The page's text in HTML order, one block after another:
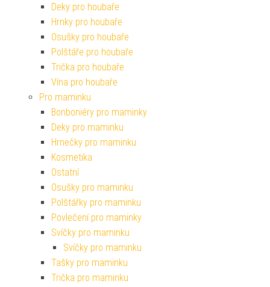
Deky pro houbaře
Hrnky pro houbaře
Osušky pro houbaře
Polštáře pro houbaře
Trička pro houbaře
Vína pro houbaře
Pro maminku
Bonboniéry pro maminky
Deky pro maminku
Hrnečky pro maminku
Kosmetika
Ostatní
Osušky pro maminku
Polštářky pro maminku
Povlečení pro maminky
Svíčky pro maminku
Svíčky pro maminku
Tašky pro maminku
Trička pro maminku